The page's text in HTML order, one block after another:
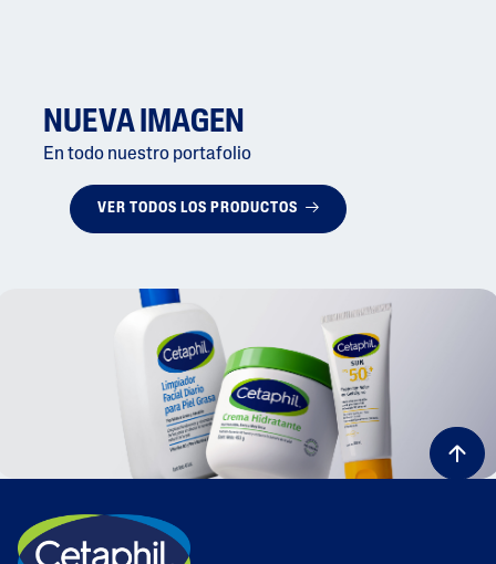
NUEVA IMAGEN
En todo nuestro portafolio
VER TODOS LOS PRODUCTOS